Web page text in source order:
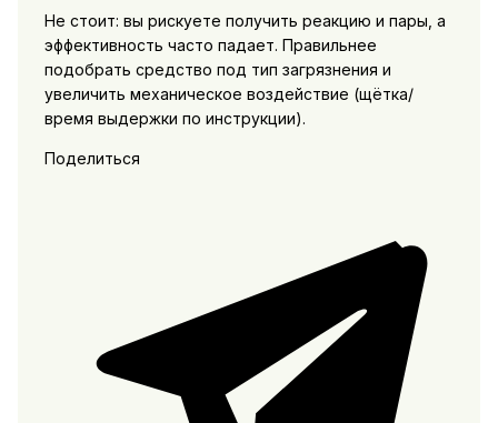
Не стоит: вы рискуете получить реакцию и пары, а
эффективность часто падает. Правильнее
подобрать средство под тип загрязнения и
увеличить механическое воздействие (щётка/
время выдержки по инструкции).
Поделиться